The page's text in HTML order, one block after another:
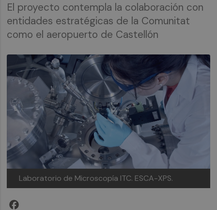
El proyecto contempla la colaboración con
entidades estratégicas de la Comunitat
como el aeropuerto de Castellón
Laboratorio de Microscopía ITC. ESCA-XPS.